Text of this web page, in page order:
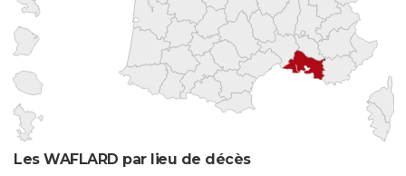
Les WAFLARD par lieu de décès